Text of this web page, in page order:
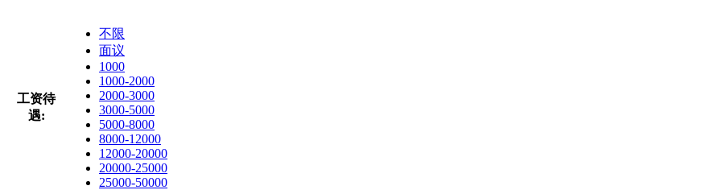
工资待
遇:
不限
面议
1000
1000-2000
2000-3000
3000-5000
5000-8000
8000-12000
12000-20000
20000-25000
25000-50000